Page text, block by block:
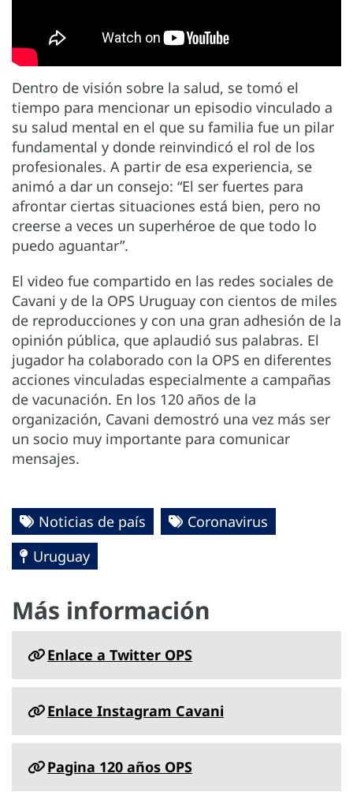
Dentro de visión sobre la salud, se tomó el
tiempo para mencionar un episodio vinculado a
su salud mental en el que su familia fue un pilar
fundamental y donde reinvindicó el rol de los
profesionales. A partir de esa experiencia, se
animó a dar un consejo: “El ser fuertes para
afrontar ciertas situaciones está bien, pero no
creerse a veces un superhéroe de que todo lo
puedo aguantar”.
El video fue compartido en las redes sociales de
Cavani y de la OPS Uruguay con cientos de miles
de reproducciones y con una gran adhesión de la
opinión pública, que aplaudió sus palabras. El
jugador ha colaborado con la OPS en diferentes
acciones vinculadas especialmente a campañas
de vacunación. En los 120 años de la
organización, Cavani demostró una vez más ser
un socio muy importante para comunicar
mensajes.
Noticias de país
Coronavirus
Uruguay
Más información
Enlace a Twitter OPS
Enlace Instagram Cavani
Pagina 120 años OPS